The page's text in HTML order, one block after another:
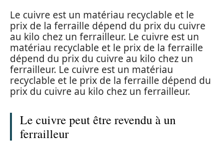
Le cuivre est un matériau recyclable et le
prix de la ferraille dépend du prix du cuivre
au kilo chez un ferrailleur. Le cuivre est un
matériau recyclable et le prix de la ferraille
dépend du prix du cuivre au kilo chez un
ferrailleur. Le cuivre est un matériau
recyclable et le prix de la ferraille dépend du
prix du cuivre au kilo chez un ferrailleur.
Le cuivre peut être revendu à un
ferrailleur